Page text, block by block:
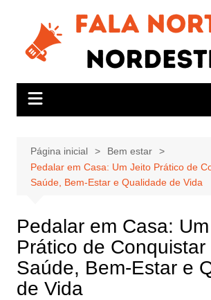
conteúdo
Página inicial
Bem estar
Pedalar em Casa: Um Jeito Prático de
Saúde, Bem-Estar e Qualidade de Vida
Pedalar em Casa:
Prático de Conquistar
Saúde, Bem-Estar e
de Vida